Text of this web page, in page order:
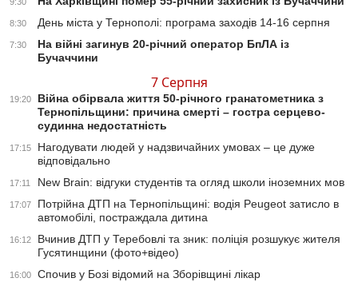
8:30 День міста у Тернополі: програма заходів 14-16 серпня
7:30
На війні загинув 20-річний оператор БпЛА із
Бучаччини
7 Серпня
19:20
Війна обірвала життя 50-річного гранатометника з
Тернопільщини: причина смерті – гостра серцево-
судинна недостатність
17:15
Нагодувати людей у надзвичайних умовах – це дуже
відповідально
17:11 New Brain: відгуки студентів та огляд школи іноземних мов
17:07
Потрійна ДТП на Тернопільщині: водія Peugeot затисло в
автомобілі, постраждала дитина
16:12
Вчинив ДТП у Теребовлі та зник: поліція розшукує жителя
Гусятинщини (фото+відео)
16:00 Спочив у Бозі відомий на Зборівщині лікар